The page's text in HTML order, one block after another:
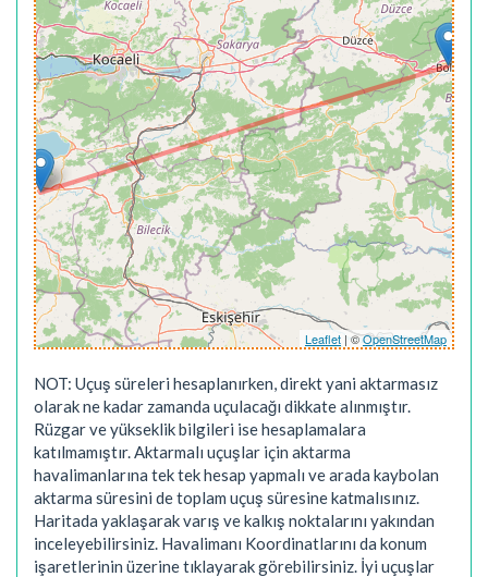
Leaflet | ©OpenStreetMap
NOT: Uçuş süreleri hesaplanırken, direkt yani aktarmasız
olarak ne kadar zamanda uçulacağı dikkate alınmıştır.
Rüzgar ve yükseklik bilgileri ise hesaplamalara
katılmamıştır. Aktarmalı uçuşlar için aktarma
havalimanlarına tek tek hesap yapmalı ve arada kaybolan
aktarma süresini de toplam uçuş süresine katmalısınız.
Haritada yaklaşarak varış ve kalkış noktalarını yakından
inceleyebilirsiniz. Havalimanı Koordinatlarını da konum
işaretlerinin üzerine tıklayarak görebilirsiniz. İyi uçuşlar